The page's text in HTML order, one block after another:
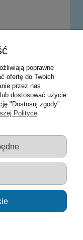
:: Zabawki
:: samochody Welly
:: Klocki :: Artykuły
poprawne
ofertę do Twoich
przez nas
dostosować użycie
"Dostosuj zgody".
Polityce